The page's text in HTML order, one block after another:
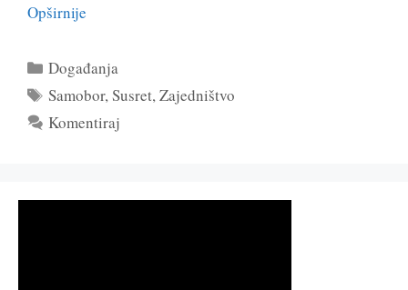
Opširnije
Kategorije
Događanja
Oznake
Samobor,Susret,Zajedništvo
Komentiraj